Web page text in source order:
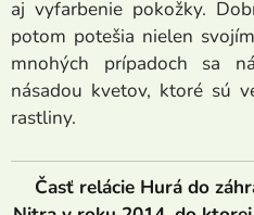
aj vyfarbenie pokožky.
potom potešia nielen
mnohých prípadoch sa
násadou kvetov, ktoré sú
rastliny.
Časť relácie Hurá do